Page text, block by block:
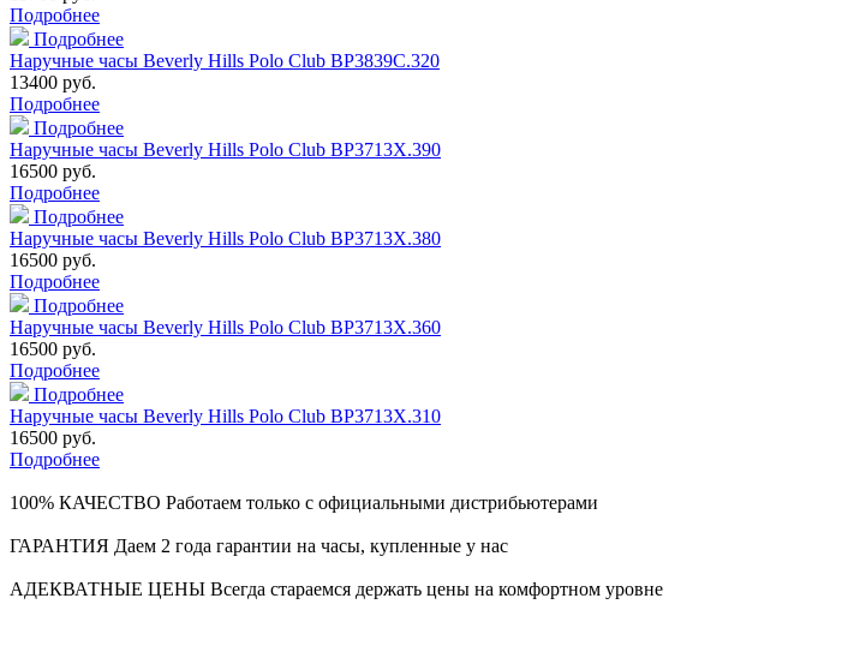
Подробнее
Подробнее
Наручные часы Beverly Hills Polo Club BP3839C.320
13400 руб.
Подробнее
Подробнее
Наручные часы Beverly Hills Polo Club BP3713X.390
16500 руб.
Подробнее
Подробнее
Наручные часы Beverly Hills Polo Club BP3713X.380
16500 руб.
Подробнее
Подробнее
Наручные часы Beverly Hills Polo Club BP3713X.360
16500 руб.
Подробнее
Подробнее
Наручные часы Beverly Hills Polo Club BP3713X.310
16500 руб.
Подробнее
100% КАЧЕСТВО Работаем только с официальными дистрибьютерами
ГАРАНТИЯ Даем 2 года гарантии на часы, купленные у нас
АДЕКВАТНЫЕ ЦЕНЫ Всегда стараемся держать цены на комфортном уровне